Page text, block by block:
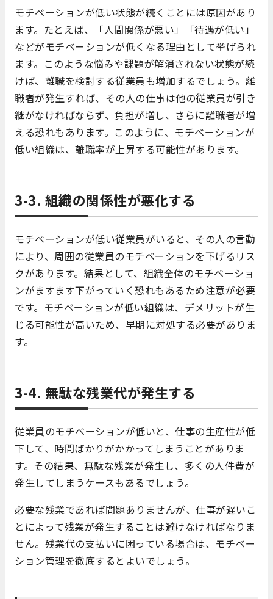
モチベーションが低い状態が続くことには原因があり
ます。たとえば、「人間関係が悪い」「待遇が低い」
などがモチベーションが低くなる理由として挙げられ
ます。このような悩みや課題が解消されない状態が続
けば、離職を検討する従業員も増加するでしょう。離
職者が発生すれば、その人の仕事は他の従業員が引き
継がなければならず、負担が増し、さらに離職者が増
える恐れもあります。このように、モチベーションが
低い組織は、離職率が上昇する可能性があります。
3-3. 組織の関係性が悪化する
モチベーションが低い従業員がいると、その人の言動
により、周囲の従業員のモチベーションを下げるリス
クがあります。結果として、組織全体のモチベーショ
ンがますます下がっていく恐れもあるため注意が必要
です。モチベーションが低い組織は、デメリットが生
じる可能性が高いため、早期に対処する必要がありま
す。
3-4. 無駄な残業代が発生する
従業員のモチベーションが低いと、仕事の生産性が低
下して、時間ばかりがかかってしまうことがありま
す。その結果、無駄な残業が発生し、多くの人件費が
発生してしまうケースもあるでしょう。
必要な残業であれば問題ありませんが、仕事が遅いこ
とによって残業が発生することは避けなければなりま
せん。残業代の支払いに困っている場合は、モチベー
ション管理を徹底するとよいでしょう。